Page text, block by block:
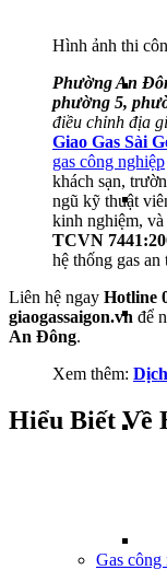
Gas công
Hình ảnh thi
Phường An
phường 5,
điều chỉnh địa
Giao Gas Sài
gas công nghiệp
khách sạn,
ngũ kỹ thuật
kinh nghiệm, và
TCVN
hệ thống gas
Liên hệ ngay Hotline
giaogassaigon.vn để
An Đông.
Xem thêm:
Hiểu Biết Về